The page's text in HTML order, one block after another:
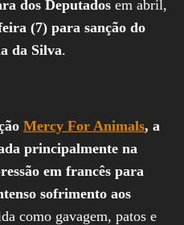
dos Deputados em abril,
(7) para sanção do
da Silva.
Mercy For Animals, a
principalmente na
em francês para
sofrimento aos
como gavagem, patos e